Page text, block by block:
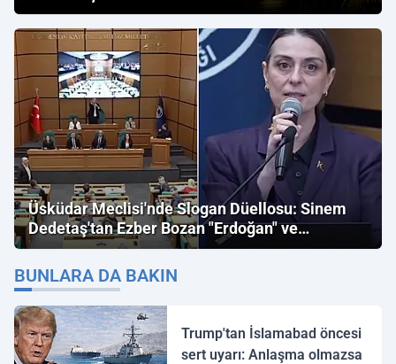
Üsküdar Meclisi'nde Slogan Düellosu: Sinem
Dedetaş'tan Ezber Bozan "Erdoğan" ve
"İmamoğlu" Çıkışı!
BUNLARA DA BAKIN
Trump'tan İslamabad öncesi
sert uyarı: Anlaşma olmazsa